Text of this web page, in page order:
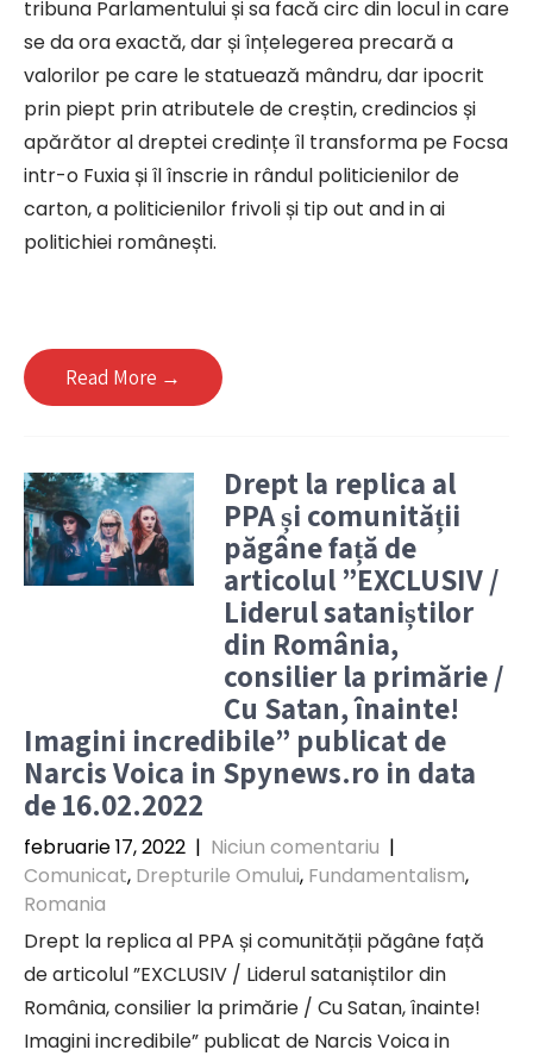
tribuna Parlamentului și sa facă circ din locul in care
se da ora exactă, dar și înțelegerea precară a
valorilor pe care le statuează mândru, dar ipocrit
prin piept prin atributele de creștin, credincios și
apărător al dreptei credințe îl transforma pe Focsa
intr-o Fuxia și îl înscrie in rândul politicienilor de
carton, a politicienilor frivoli și tip out and in ai
politichiei românești.
Read More →
Drept la replica al
PPA și comunității
păgâne față de
articolul ”EXCLUSIV /
Liderul sataniștilor
din România,
consilier la primărie /
Cu Satan, înainte!
Imagini incredibile” publicat de
Narcis Voica in Spynews.ro in data
de 16.02.2022
februarie 17, 2022 | Niciun comentariu |
Comunicat, Drepturile Omului, Fundamentalism,
Romania
Drept la replica al PPA și comunității păgâne față
de articolul ”EXCLUSIV / Liderul sataniștilor din
România, consilier la primărie / Cu Satan, înainte!
Imagini incredibile” publicat de Narcis Voica in